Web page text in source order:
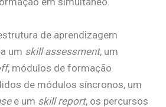
de aprendizagem
um skill assessment, um
, módulos de formação
de módulos síncronos, um
e um skill report, os percursos